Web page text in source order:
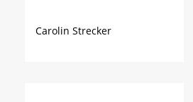
Carolin Strecker